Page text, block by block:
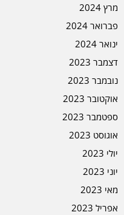
מרץ 2024
פברואר 2024
ינואר 2024
דצמבר 2023
נובמבר 2023
אוקטובר 2023
ספטמבר 2023
אוגוסט 2023
יולי 2023
יוני 2023
מאי 2023
אפריל 2023